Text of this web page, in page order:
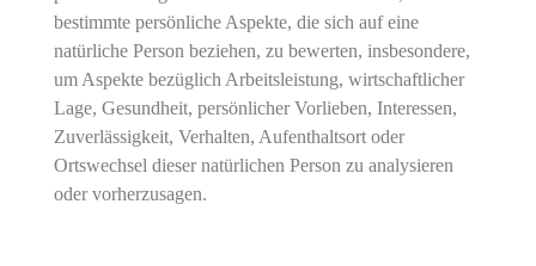
bestimmte persönliche Aspekte, die sich auf eine
natürliche Person beziehen, zu bewerten, insbesondere,
um Aspekte bezüglich Arbeitsleistung, wirtschaftlicher
Lage, Gesundheit, persönlicher Vorlieben, Interessen,
Zuverlässigkeit, Verhalten, Aufenthaltsort oder
Ortswechsel dieser natürlichen Person zu analysieren
oder vorherzusagen.